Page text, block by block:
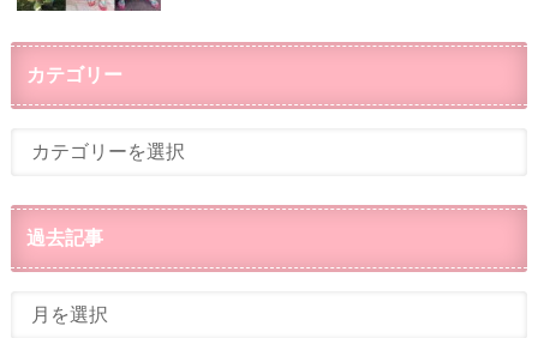
カテゴリー
過去記事